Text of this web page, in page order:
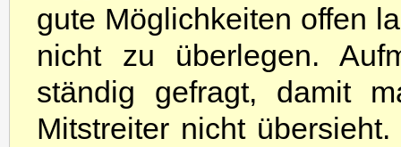
gute Möglichkeiten offen
nicht zu überlegen.
ständig gefragt, damit
Mitstreiter nicht